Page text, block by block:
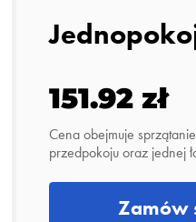
151.92 zł
Cena obejmuje
przedpokoju oraz jednej
Zamów